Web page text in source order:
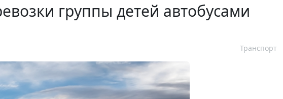
группы детей автобусами
Транспорт